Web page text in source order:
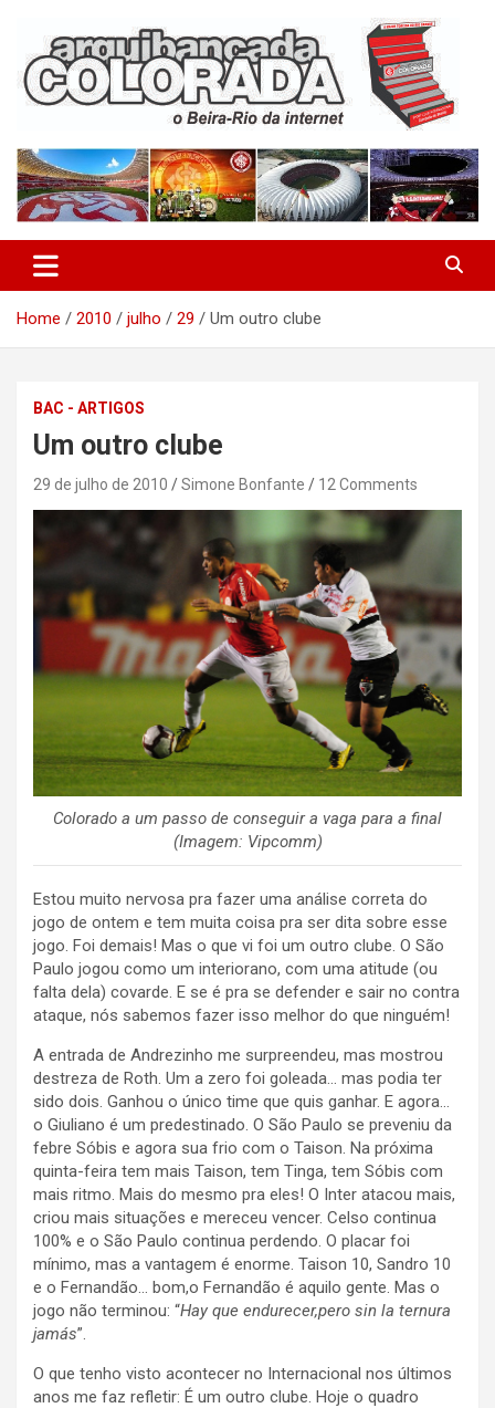
content
Arquibancada Colorada
Home 2010 julho 29 Um outro clube
BAC - ARTIGOS
Um outro clube
29 de julho de 2010 Simone Bonfante 12 Comments
Colorado a um passo de conseguir a vaga para a final
(Imagem: Vipcomm)
Estou muito nervosa pra fazer uma análise correta do
jogo de ontem e tem muita coisa pra ser dita sobre esse
jogo. Foi demais! Mas o que vi foi um outro clube. O São
Paulo jogou como um interiorano, com uma atitude (ou
falta dela) covarde. E se é pra se defender e sair no contra
ataque, nós sabemos fazer isso melhor do que ninguém!
A entrada de Andrezinho me surpreendeu, mas mostrou
destreza de Roth. Um a zero foi goleada… mas podia ter
sido dois. Ganhou o único time que quis ganhar. E agora…
o Giuliano é um predestinado. O São Paulo se preveniu da
febre Sóbis e agora sua frio com o Taison. Na próxima
quinta-feira tem mais Taison, tem Tinga, tem Sóbis com
mais ritmo. Mais do mesmo pra eles! O Inter atacou mais,
criou mais situações e mereceu vencer. Celso continua
100% e o São Paulo continua perdendo. O placar foi
mínimo, mas a vantagem é enorme. Taison 10, Sandro 10
e o Fernandão… bom,o Fernandão é aquilo gente. Mas o
jogo não terminou: “Hay que endurecer,pero sin la ternura
jamás”.
O que tenho visto acontecer no Internacional nos últimos
anos me faz refletir: É um outro clube. Hoje o quadro